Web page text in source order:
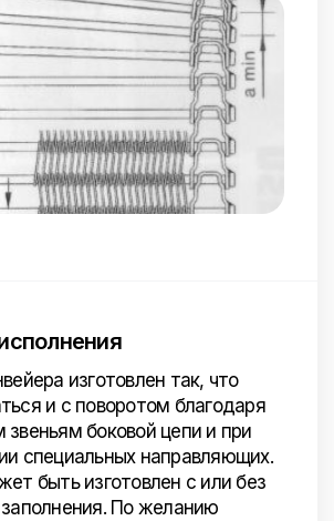
изготовлен так, что
и с поворотом благодаря
звеньям боковой цепи и при
специальных направляющих.
быть изготовлен с или без
заполнения. По желанию